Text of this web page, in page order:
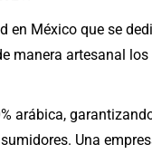
en México que se
manera artesanal
arábica,
Una